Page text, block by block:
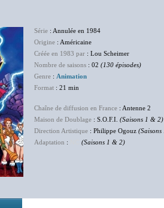
Série : Annulée en 1984
Origine : Américaine
Créée en 1983 par : Lou Scheimer
Nombre de saisons : 02 (130 épisodes)
Genre : Animation
Format : 21 min
Chaîne de diffusion en France : Antenne 2
Maison de Doublage : S.O.F.I. (Saisons 1 & 2)
Direction Artistique : Philippe Ogouz
Adaptation : (Saisons 1 & 2)